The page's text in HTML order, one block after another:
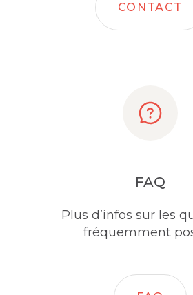
CONTACT
FAQ
Plus d’infos sur les
fréquemment